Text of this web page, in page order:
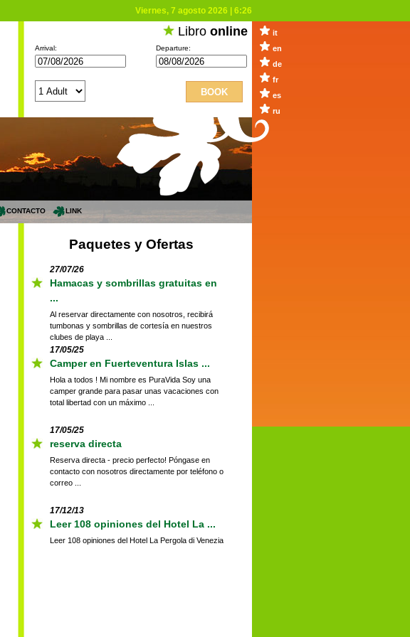
Viernes, 7 agosto 2026 6:26
Libro online
Arrival: Departure:
it
en
de
fr
es
ru
CONTACTO LINK
Paquetes y Ofertas
27/07/26
Hamacas y sombrillas gratuitas en
...
Al reservar directamente con nosotros, recibirá
tumbonas y sombrillas de cortesía en nuestros
clubes de playa ...
17/05/25
Camper en Fuerteventura Islas ...
Hola a todos ! Mi nombre es PuraVida Soy una
camper grande para pasar unas vacaciones con
total libertad con un máximo ...
17/05/25
reserva directa
Reserva directa - precio perfecto! Póngase en
contacto con nosotros directamente por teléfono o
correo ...
17/12/13
Leer 108 opiniones del Hotel La ...
Leer 108 opiniones del Hotel La Pergola di Venezia